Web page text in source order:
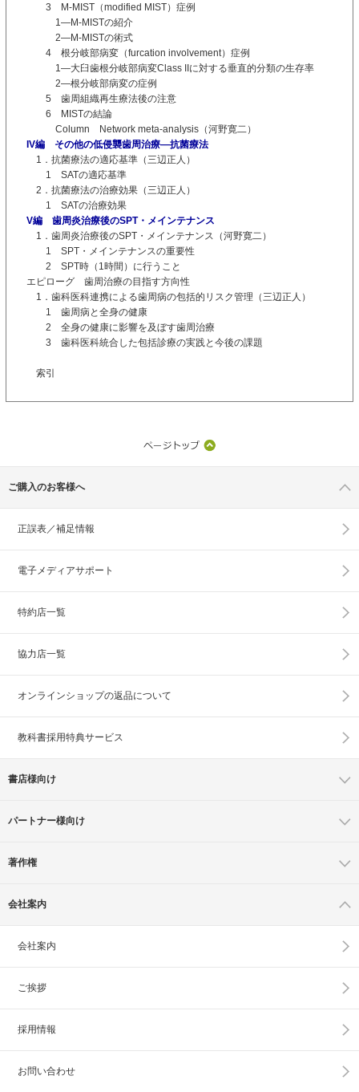
3 M-MIST（modified MIST）症例
1―M-MISTの紹介
2―M-MISTの術式
4 根分岐部病変（furcation involvement）症例
1―大臼歯根分岐部病変Class IIに対する垂直的分類の生存率
2―根分岐部病変の症例
5 歯周組織再生療法後の注意
6 MISTの結論
Column Network meta-analysis（河野寛二）
IV編 その他の低侵襲歯周治療―抗菌療法
1．抗菌療法の適応基準（三辺正人）
1 SATの適応基準
2．抗菌療法の治療効果（三辺正人）
1 SATの治療効果
V編 歯周炎治療後のSPT・メインテナンス
1．歯周炎治療後のSPT・メインテナンス（河野寛二）
1 SPT・メインテナンスの重要性
2 SPT時（1時間）に行うこと
エピローグ 歯周治療の目指す方向性
1．歯科医科連携による歯周病の包括的リスク管理（三辺正人）
1 歯周病と全身の健康
2 全身の健康に影響を及ぼす歯周治療
3 歯科医科統合した包括診療の実践と今後の課題
索引
ご購入のお客様へ
正誤表／補足情報
電子メディアサポート
特約店一覧
協力店一覧
オンラインショップの返品について
教科書採用特典サービス
書店様向け
パートナー様向け
著作権
会社案内
会社案内
ご挨拶
採用情報
お問い合わせ